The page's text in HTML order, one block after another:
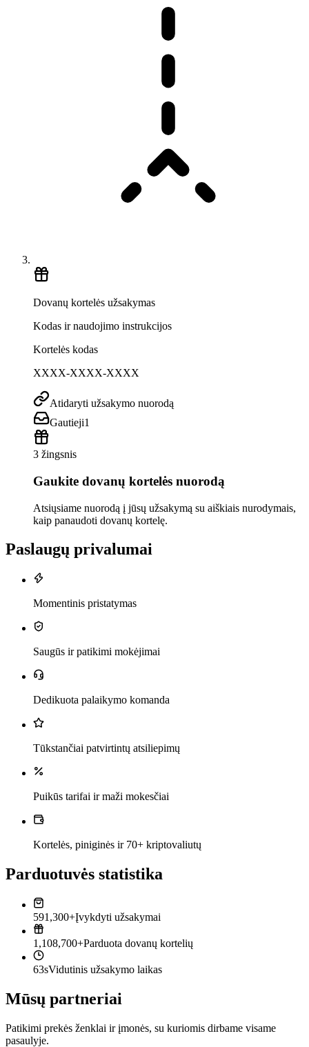
Dovanų kortelės užsakymas
Kodas ir naudojimo instrukcijos
Kortelės kodas
XXXX-XXXX-XXXX
Atidaryti užsakymo nuorodą
Gautieji1
3 žingsnis
Gaukite dovanų kortelės nuorodą
Atsiųsiame nuorodą į jūsų užsakymą su aiškiais nurodymais,
kaip panaudoti dovanų kortelę.
Paslaugų privalumai
Momentinis pristatymas
Saugūs ir patikimi mokėjimai
Dedikuota palaikymo komanda
Tūkstančiai patvirtintų atsiliepimų
Puikūs tarifai ir maži mokesčiai
Kortelės, piniginės ir 70+ kriptovaliutų
Parduotuvės statistika
591,300+Įvykdyti užsakymai
1,108,700+Parduota dovanų kortelių
63sVidutinis užsakymo laikas
Mūsų partneriai
Patikimi prekės ženklai ir įmonės, su kuriomis dirbame visame
pasaulyje.